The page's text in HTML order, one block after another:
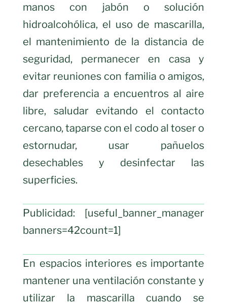
manos con jabón o solución
hidroalcohólica, el uso de mascarilla,
el mantenimiento de la distancia de
seguridad, permanecer en casa y
evitar reuniones con familia o amigos,
dar preferencia a encuentros al aire
libre, saludar evitando el contacto
cercano, taparse con el codo al toser o
estornudar, usar pañuelos
desechables y desinfectar las
superficies.
Publicidad: [useful_banner_manager
banners=42count=1]
En espacios interiores es importante
mantener una ventilación constante y
utilizar la mascarilla cuando se